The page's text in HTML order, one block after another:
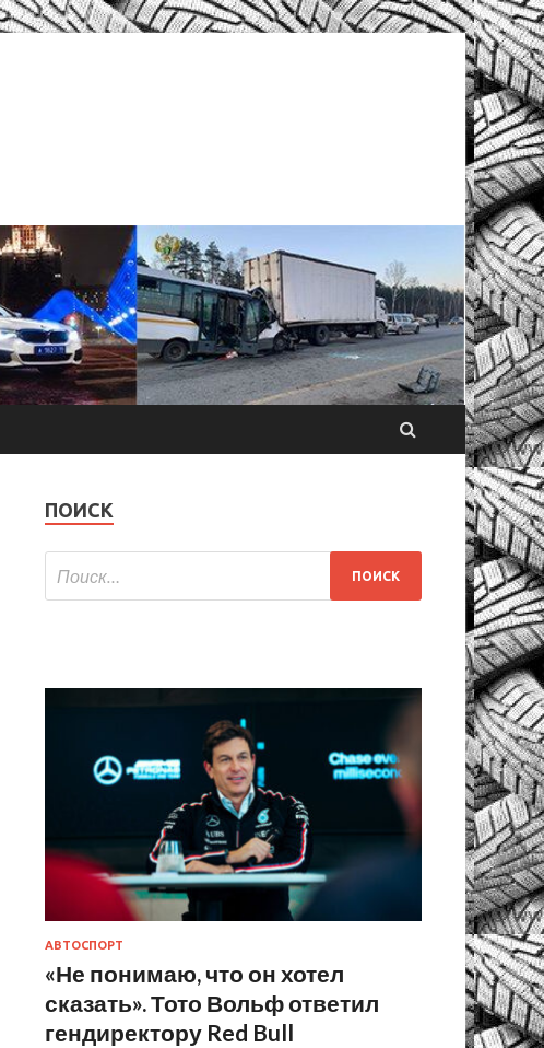
ПОИСК
АВТОСПОРТ
«Не понимаю, что он хотел
сказать». Тото Вольф ответил
гендиректору Red Bull